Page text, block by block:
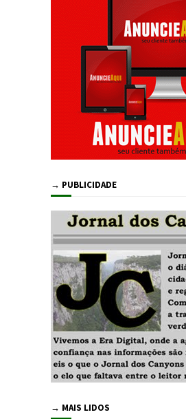
→ PUBLICIDADE
→ MAIS LIDOS